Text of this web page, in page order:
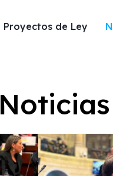
Proyectos de Ley
Noticias